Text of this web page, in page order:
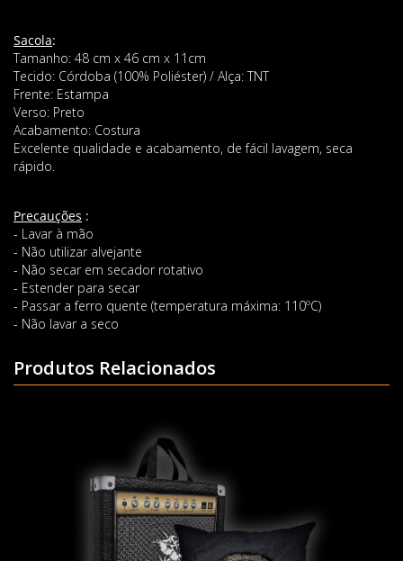
Sacola:
Tamanho: 48 cm x 46 cm x 11cm
Tecido: Córdoba (100% Poliéster) / Alça: TNT
Frente: Estampa
Verso: Preto
Acabamento: Costura
Excelente qualidade e acabamento, de fácil lavagem, seca
rápido.
Precauções :
- Lavar à mão
- Não utilizar alvejante
- Não secar em secador rotativo
- Estender para secar
- Passar a ferro quente (temperatura máxima: 110ºC)
- Não lavar a seco
Produtos Relacionados